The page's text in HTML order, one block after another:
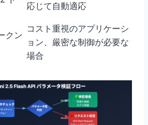
応じて自動適応
クン
コスト重視のアプリケーシ
ョン、厳密な制御が必要な
場合